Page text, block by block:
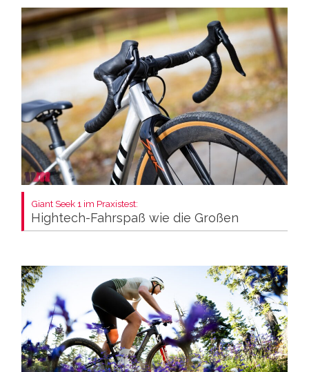
Giant Seek 1 im Praxistest:
Hightech-Fahrspaß wie die Großen